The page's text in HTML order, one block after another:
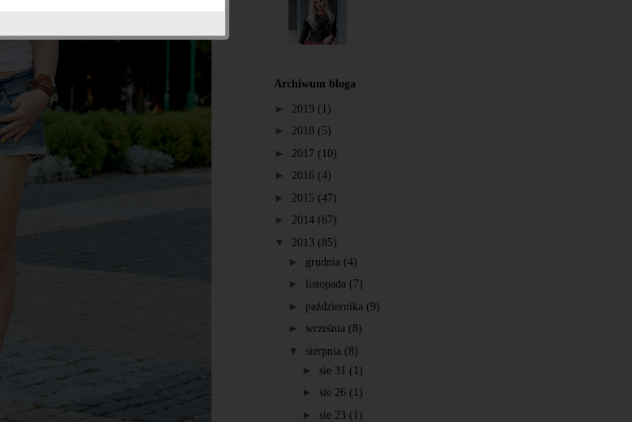
Archiwum bloga
► 2019 (1)
► 2018 (5)
► 2017 (10)
► 2016 (4)
► 2015 (47)
► 2014 (67)
▼ 2013 (85)
► grudnia (4)
► listopada (7)
► października (9)
► września (8)
▼ sierpnia (8)
► sie 31 (1)
► sie 26 (1)
► sie 23 (1)